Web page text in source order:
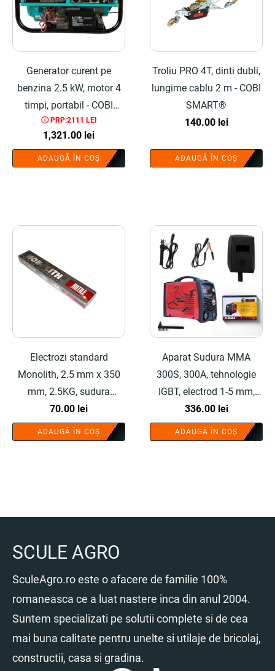
Generator curent pe
benzina 2.5 kW, motor 4
timpi, portabil - COBI
SMART®
ⓘ PRP:2111 LEI
1,321.00 lei
ADAUGĂ ÎN COȘ
Troliu PRO 4T, dinti dubli,
lungime cablu 2 m - COBI
SMART®
140.00 lei
ADAUGĂ ÎN COȘ
Electrozi standard
Monolith, 2.5 mm x 350
mm, 2.5KG, sudura
universala - COBI
SMART®
70.00 lei
ADAUGĂ ÎN COȘ
Aparat Sudura MMA
300S, 300A, tehnologie
IGBT, electrod 1-5 mm,
invertor profesional - COBI
SMART®
336.00 lei
ADAUGĂ ÎN COȘ
SCULE AGRO
SculeAgro.ro este o afacere de familie 100%
romaneasca ce a luat nastere inca din anul 2004.
Suntem specializati pe solutii complete si de cea
mai buna calitate pentru unelte si utilaje de bricolaj,
constructii, casa si gradina.